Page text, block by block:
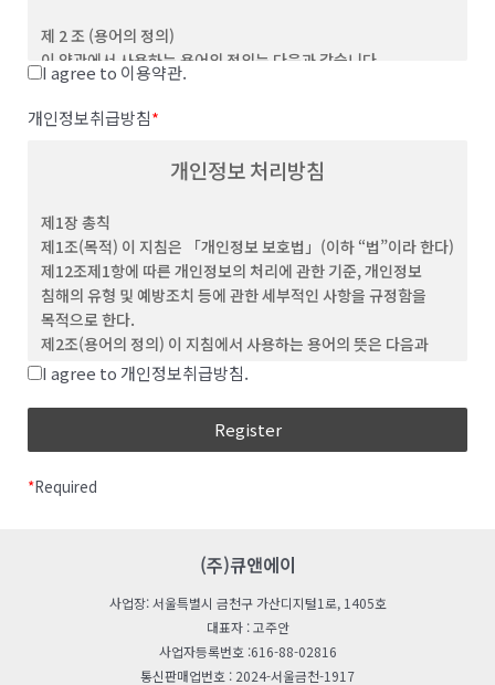
제 2 조 (용어의 정의)
이 약관에서 사용하는 용어의 정의는 다음과 같습니다.
(1) "서비스”라 함은 이용자가 이용할 수 있는 웹사이트 관련 제반
서비스를 의미합니다
(2) “이용자”라 함은 회사의 웹사이트에 접속하여 본 약관에 따라
회사가 제공하는 콘텐츠 및 제반 서비스를 이용하는 회원 및
단체를 말합니다.
(4) “비회원”이라 함은 회원에 가입하지 않고 회사가
웹사이트에서 제공하는 서비스를 이용하는 자를 말합니다.
(5) “아이디(ID)”라 함은 회원의 식별과 서비스 이용을 위하여
회원이 정하고 회사가 승인하는 문자와 숫자의 조합을
의미합니다.
(6) ‘비밀번호’라 함은 회원이 부여 받은 ID와 일치된 회원임을
(7) ‘해지’라 함은 회사 또는 회원이 이용계약을 해약하는 것을
(2) 회사는 합리적인 사유가 발생할 경우 관련 법령에 위배되지
않는 범위 안에서 약관을 변경할 수 있으며, 변경된 약관은 본 조
제1항과 같이 회원에게 공지함으로써 효력을 발생합니다.
제 4 조 (약관 외 준칙)
I agree to 이용약관.
개인정보취급방침*
개인정보 처리방침
제1장 총칙
제1조(목적) 이 지침은 「개인정보 보호법」(이하 “법”이라 한다)
제12조제1항에 따른 개인정보의 처리에 관한 기준, 개인정보
침해의 유형 및 예방조치 등에 관한 세부적인 사항을 규정함을
목적으로 한다.
제2조(용어의 정의) 이 지침에서 사용하는 용어의 뜻은 다음과
같다.
이용, 제공, 공개, 파기(破棄), 그 밖에 이와 유사한
“개인정보처리자”란 업무를 목적으로 법
모든 공공기관, 법인ㆍ단체, 개인 등을 말한다.
보호법 시행령」(이하 “영“이라 한다) 제2조에 따른
“친목단체”란 학교, 지역, 기업, 인터넷 커뮤니티 등을
I agree to 개인정보취급방침.
*Required
(주)큐앤에이
사업장: 서울특별시 금천구 가산디지털1로, 1405호
대표자 : 고주안
사업자등록번호 :616-88-02816
통신판매업번호 : 2024-서울금천-1917